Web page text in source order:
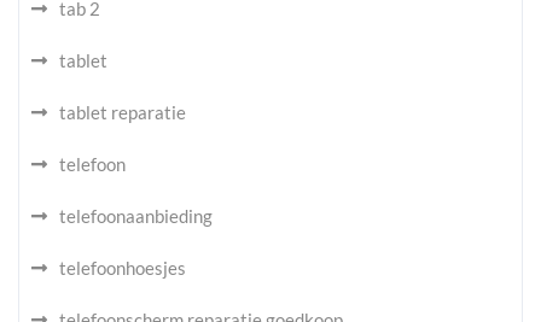
tab 2
tablet
tablet reparatie
telefoon
telefoonaanbieding
telefoonhoesjes